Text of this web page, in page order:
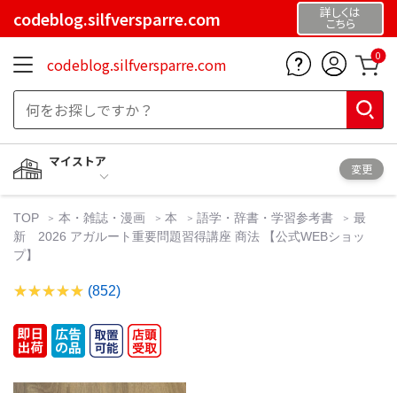
codeblog.silfversparre.com 詳しくは
こちら
codeblog.silfversparre.com 0
マイストア
変更
TOP 本・雑誌・漫画 本 語学・辞書・学習参考書
最
新 2026 アガルート重要問題習得講座 商法 【公式WEBショッ
プ】
(852)